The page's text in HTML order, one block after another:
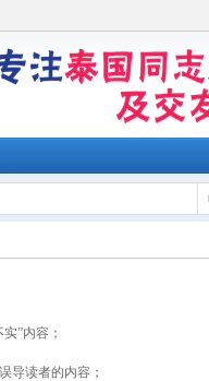
”内容；
导读者的内容；